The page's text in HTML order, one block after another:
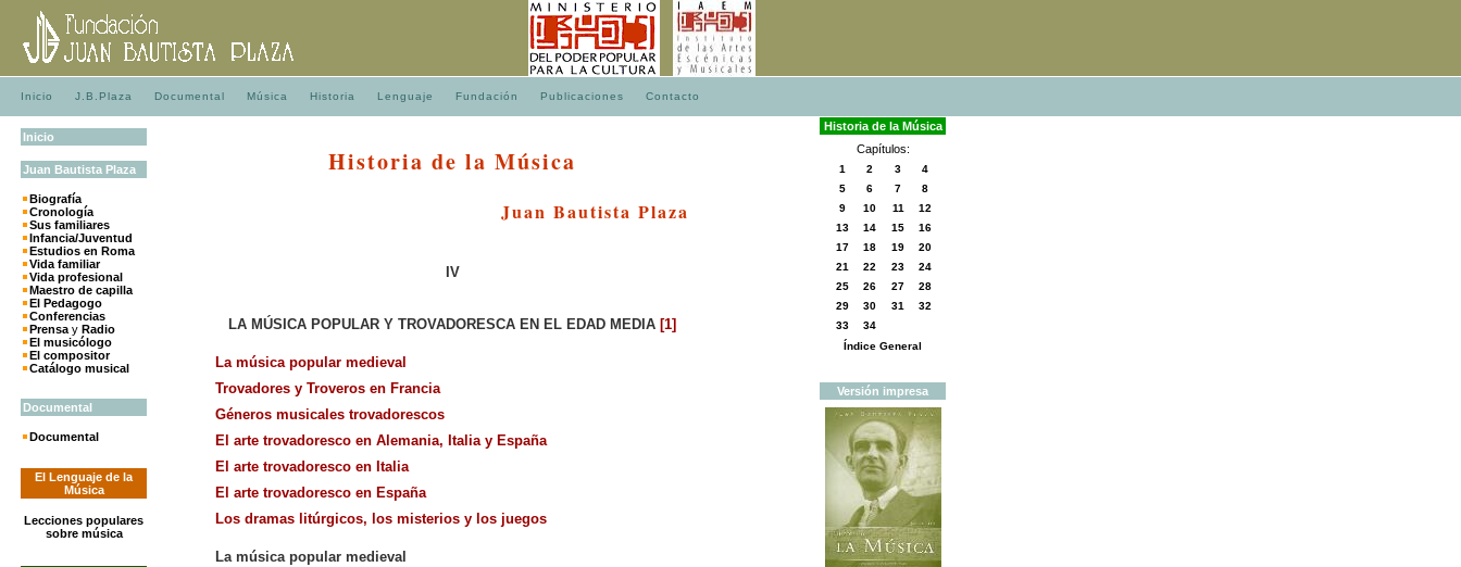
Inicio J.B.Plaza Documental Música Historia Lenguaje Fundación Publicaciones Contacto
Inicio
Juan Bautista Plaza
Biografía
Cronología
Sus familiares
Infancia/Juventud
Estudios en Roma
Vida familiar
Vida profesional
Maestro de capilla
El Pedagogo
Conferencias
Prensa y Radio
El musicólogo
El compositor
Catálogo musical
Documental
Documental
El Lenguaje de la
Música
Lecciones populares
sobre música
Historia de la Música
Juan Bautista Plaza
IV
LA MÚSICA POPULAR Y TROVADORESCA EN EL EDAD MEDIA [1]
La música popular medieval
Trovadores y Troveros en Francia
Géneros musicales trovadorescos
El arte trovadoresco en Alemania, Italia y España
El arte trovadoresco en Italia
El arte trovadoresco en España
Los dramas litúrgicos, los misterios y los juegos
La música popular medieval
Historia de la Música
Capítulos:
1 2 3
4
5
6 7
8
9
10 11
12
13
14 15
16
17
18 19
20
21
22 23
24
25
26 27
28
29
30 31
32
33
34
Índice General
Versión impresa